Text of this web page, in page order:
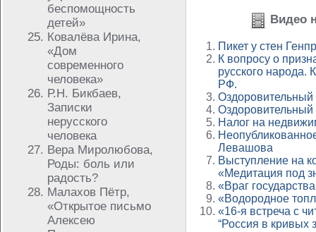
беспомощность
детей»
Ковалёва Ирина,
«Дом
современного
человека»
Р.Н. Бикбаев,
Записки
нерусского
человека
Вера Миролюбова,
Роды: боль или
радость?
Малахов Пётр,
«Открытое письмо
Алексею
Видео
Пикет у стен
К вопросу о
русского народа.
РФ.
Оздоровительный
Оздоровительный
Налог на
Левашова
Выступление на
«Медитация под
«Враг
«Водородное
«16-я встреча с
“Россия в кривых